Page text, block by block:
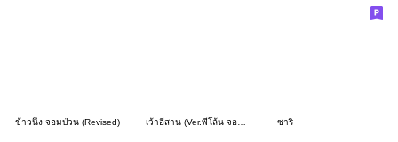
ข้าวนึ่ง จอมป่วน (Revised) ซาริ